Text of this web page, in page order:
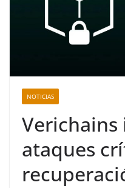
NOTICIAS
ataques